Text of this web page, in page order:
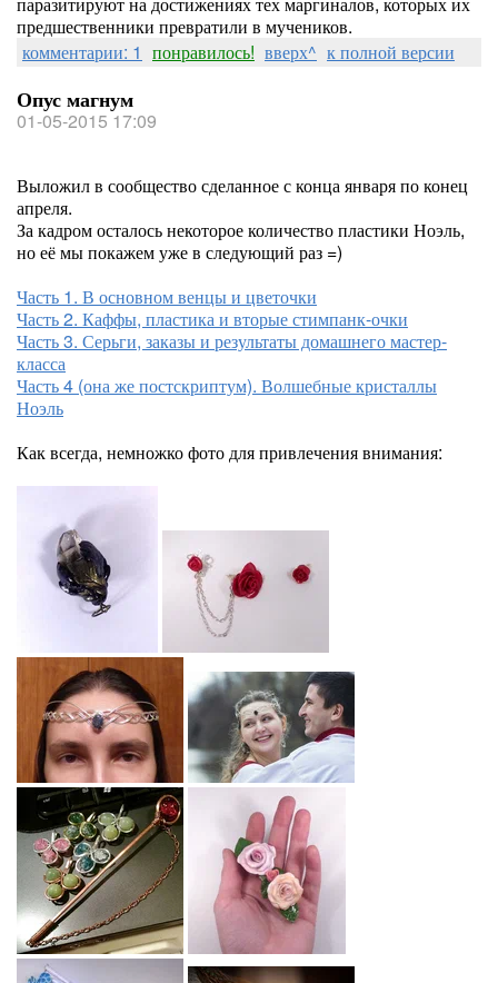
предшественники превратили в мучеников.
комментарии: 1 понравилось! вверх^ к полной версии
Опус магнум
01-05-2015 17:09
Выложил в сообщество сделанное с конца января по конец
апреля.
За кадром осталось некоторое количество пластики Ноэль,
но её мы покажем уже в следующий раз =)
Часть 1. В основном венцы и цветочки
Часть 2. Каффы, пластика и вторые стимпанк-очки
Часть 3. Серьги, заказы и результаты домашнего мастер-
класса
Часть 4 (она же постскриптум). Волшебные кристаллы
Ноэль
Как всегда, немножко фото для привлечения внимания: